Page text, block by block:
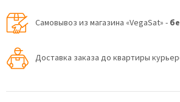
Самовывоз из магазина «VegaSat» -
Доставка заказа до квартиры